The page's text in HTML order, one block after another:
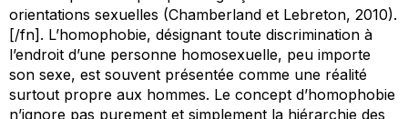
orientations sexuelles (Chamberland et Lebreton, 2010).
[/fn]. L’homophobie, désignant toute discrimination à
l’endroit d’une personne homosexuelle, peu importe
son sexe, est souvent présentée comme une réalité
surtout propre aux hommes. Le concept d’homophobie
n’ignore pas purement et simplement la hiérarchie des